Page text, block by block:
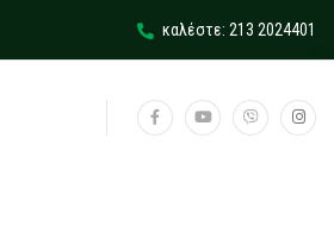
καλέστε: 213 2024401